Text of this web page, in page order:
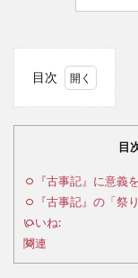
目次
記』
に意
義を
認め
た内
目
『古事記』に意義
『古事記』の「祭
いいね:
関連